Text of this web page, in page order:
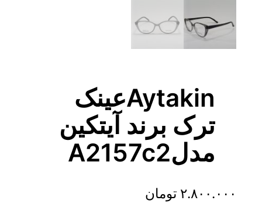
Aytakinعینک
ترک برند آیتکین
مدلA2157c2
۲.۸۰۰.۰۰۰ تومان